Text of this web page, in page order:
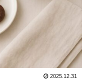
2025.12.31